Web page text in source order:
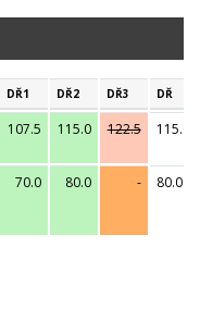
DŘ1 DŘ2 DŘ3 DŘ
107.5 115.0 122.5 115.0
70.0 80.0 - 80.0